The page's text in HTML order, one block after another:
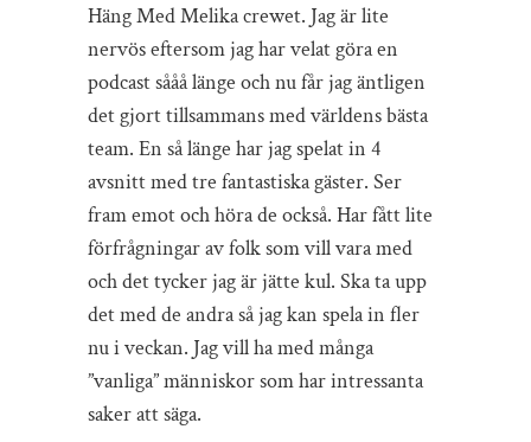
Häng Med Melika crewet. Jag är lite
nervös eftersom jag har velat göra en
podcast sååå länge och nu får jag äntligen
det gjort tillsammans med världens bästa
team. En så länge har jag spelat in 4
avsnitt med tre fantastiska gäster. Ser
fram emot och höra de också. Har fått lite
förfrågningar av folk som vill vara med
och det tycker jag är jätte kul. Ska ta upp
det med de andra så jag kan spela in fler
nu i veckan. Jag vill ha med många
”vanliga” människor som har intressanta
saker att säga.